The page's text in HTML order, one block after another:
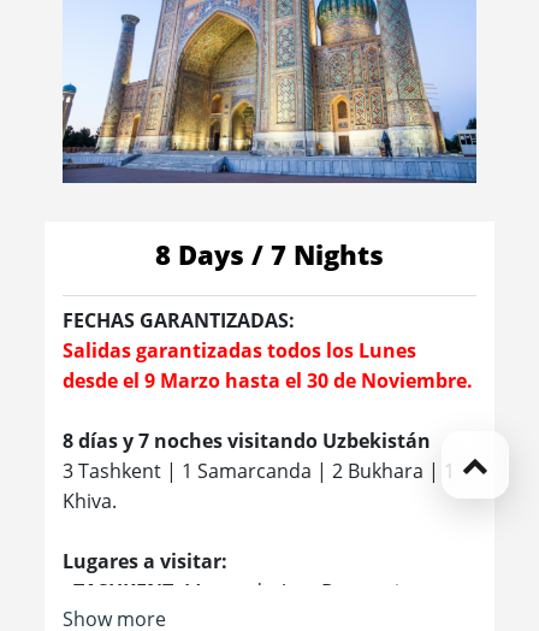
8 Days / 7 Nights
FECHAS GARANTIZADAS:
Salidas garantizadas todos los Lunes
desde el 9 Marzo hasta el 30 de Noviembre.
8 días y 7 noches visitando Uzbekistán
3 Tashkent | 1 Samarcanda | 2 Bukhara | 1
Khiva.
Lugares a visitar:
- TASHKENT: Museo de Arte Decorativo -
Parque moderno de la ciudad - Tashkent City
Show more